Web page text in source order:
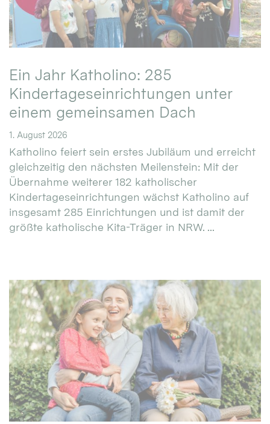
Ein Jahr Katholino: 285
Kindertageseinrichtungen unter
einem gemeinsamen Dach
1. August 2026
Katholino feiert sein erstes Jubiläum und erreicht
gleichzeitig den nächsten Meilenstein: Mit der
Übernahme weiterer 182 katholischer
Kindertageseinrichtungen wächst Katholino auf
insgesamt 285 Einrichtungen und ist damit der
größte katholische Kita-Träger in NRW. ...